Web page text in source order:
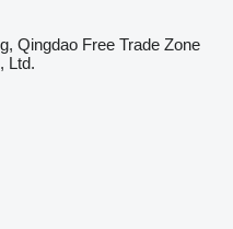
Qingdao Free Trade Zone
Ltd.